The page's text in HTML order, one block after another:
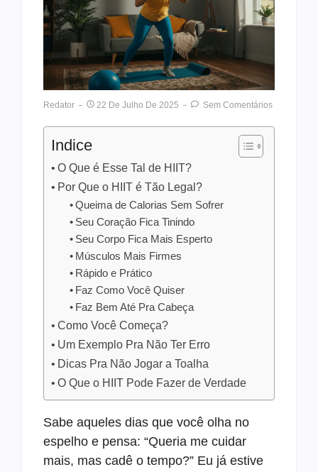
Redator 22 De Julho De 2025 Sem Comentários
Indice
O Que é Esse Tal de HIIT?
Por Que o HIIT é Tão Legal?
Queima de Calorias Sem Sofrer
Seu Coração Fica Tinindo
Seu Corpo Fica Mais Esperto
Músculos Mais Firmes
Rápido e Prático
Faz Como Você Quiser
Faz Bem Até Pra Cabeça
Como Você Começa?
Um Exemplo Pra Não Ter Erro
Dicas Pra Não Jogar a Toalha
O Que o HIIT Pode Fazer de Verdade
Sabe aqueles dias que você olha no
espelho e pensa: “Queria me cuidar
mais, mas cadê o tempo?” Eu já estive